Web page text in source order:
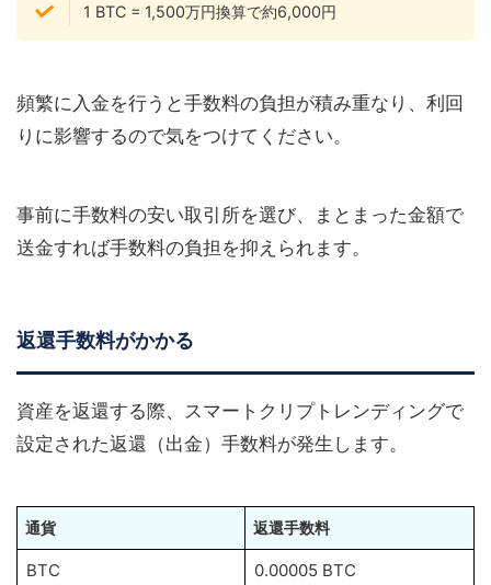
1 BTC = 1,500万円換算で約6,000円
頻繁に入金を行うと手数料の負担が積み重なり、利回
りに影響するので気をつけてください。
事前に手数料の安い取引所を選び、まとまった金額で
送金すれば手数料の負担を抑えられます。
返還手数料がかかる
資産を返還する際、スマートクリプトレンディングで
設定された返還（出金）手数料が発生します。
通貨 返還手数料
BTC 0.00005 BTC